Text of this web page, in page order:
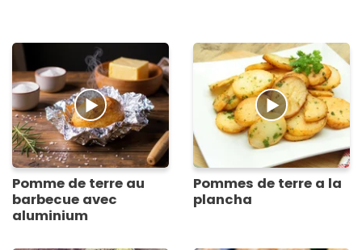
Pomme de terre au
barbecue avec
aluminium
Pommes de terre a la
plancha